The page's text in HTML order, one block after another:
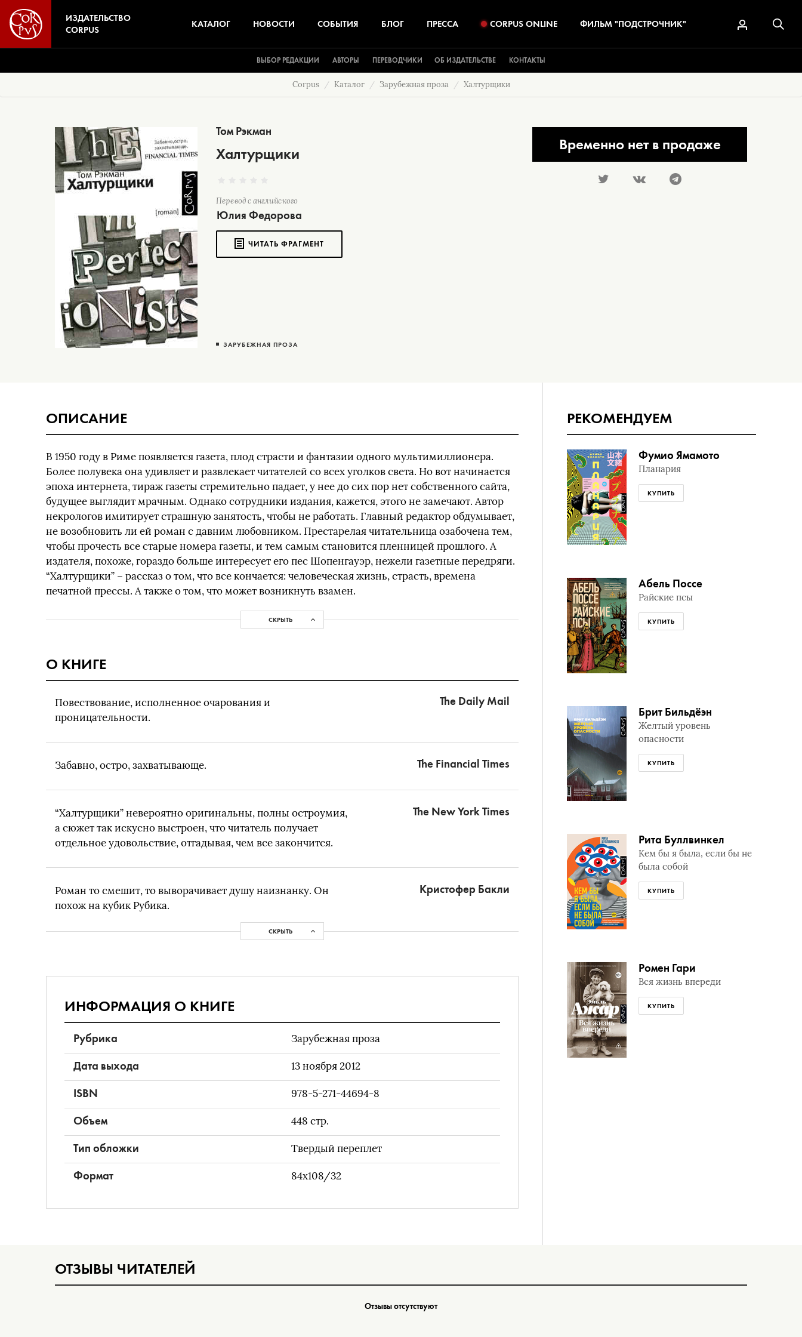
ИЗДАТЕЛЬСТВО
CORPUS
КАТАЛОГ НОВОСТИ СОБЫТИЯ БЛОГ ПРЕССА CORPUS ONLINE ФИЛЬМ "ПОДСТРОЧНИК"
ВЫБОР РЕДАКЦИИ АВТОРЫ ПЕРЕВОДЧИКИ ОБ ИЗДАТЕЛЬСТВЕ КОНТАКТЫ
Corpus Каталог Зарубежная проза Халтурщики
Том Рэкман
Халтурщики
Перевод с английского
Юлия Федорова
ЧИТАТЬ ФРАГМЕНТ
ЗАРУБЕЖНАЯ ПРОЗА
Временно нет в продаже
РЕКОМЕНДУЕМ
Фумио Ямамото
Планария
КУПИТЬ
Абель Поссе
Райские псы
КУПИТЬ
Брит Бильдёэн
Желтый уровень
опасности
КУПИТЬ
Рита Буллвинкел
Кем бы я была, если бы не
была собой
КУПИТЬ
Ромен Гари
Вся жизнь впереди
КУПИТЬ
ОПИСАНИЕ
В 1950 году в Риме появляется газета, плод страсти и фантазии одного мультимиллионера.
Более полувека она удивляет и развлекает читателей со всех уголков света. Но вот начинается
эпоха интернета, тираж газеты стремительно падает, у нее до сих пор нет собственного сайта,
будущее выглядит мрачным. Однако сотрудники издания, кажется, этого не замечают. Автор
некрологов имитирует страшную занятость, чтобы не работать. Главный редактор обдумывает,
не возобновить ли ей роман с давним любовником. Престарелая читательница озабочена тем,
чтобы прочесть все старые номера газеты, и тем самым становится пленницей прошлого. А
издателя, похоже, гораздо больше интересует его пес Шопенгауэр, нежели газетные передряги.
“Халтурщики” – рассказ о том, что все кончается: человеческая жизнь, страсть, времена
печатной прессы. А также о том, что может возникнуть взамен.
СКРЫТЬ
О КНИГЕ
Повествование, исполненное очарования и
проницательности.
The Daily Mail
Забавно, остро, захватывающе. The Financial Times
“Халтурщики” невероятно оригинальны, полны остроумия,
а сюжет так искусно выстроен, что читатель получает
отдельное удовольствие, отгадывая, чем все закончится.
The New York Times
Роман то смешит, то выворачивает душу наизнанку. Он
похож на кубик Рубика.
Кристофер Бакли
СКРЫТЬ
ИНФОРМАЦИЯ О КНИГЕ
Рубрика Зарубежная проза
Дата выхода 13 ноября 2012
ISBN 978-5-271-44694-8
Объем 448 стр.
Тип обложки Твердый переплет
Формат 84x108/32
ОТЗЫВЫ ЧИТАТЕЛЕЙ
Отзывы отсутствуют